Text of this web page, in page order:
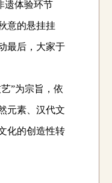
遗体验环节
意的悬挂挂
最后 ，大家于
”为宗旨，依
元素、汉代文
化的创造性转